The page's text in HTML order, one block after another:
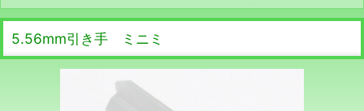
5.56mm引き手 ミニミ